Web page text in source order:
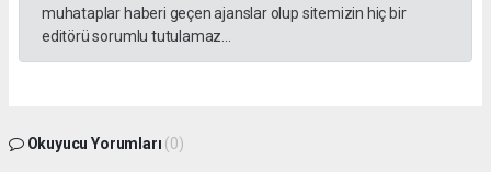
muhataplar haberi geçen ajanslar olup sitemizin hiç bir
editörü sorumlu tutulamaz...
Okuyucu Yorumları (0)